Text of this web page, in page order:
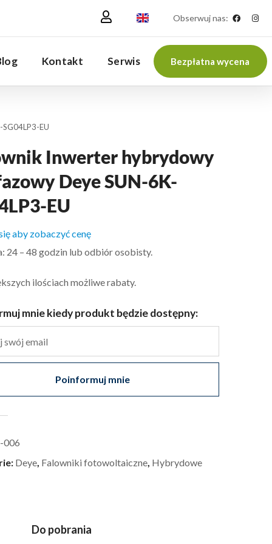
Obserwuj nas:
Kontakt Serwis Bezpłatna wycena
EU
Inwerter hybrydowy
Deye SUN-6K-
EU
aby zobaczyć cenę
24 – 48 godzin lub odbiór osobisty.
ilościach możliwe rabaty.
mnie kiedy produkt będzie dostępny:
Poinformuj mnie
006
Deye, Falowniki fotowoltaiczne, Hybrydowe
Do pobrania